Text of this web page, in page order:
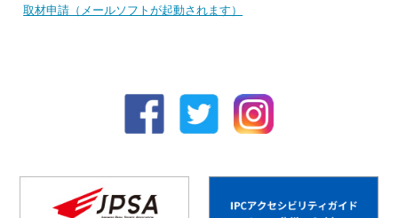
取材申請（メールソフトが起動されます）